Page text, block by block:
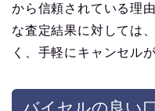
から信頼されている理
な査定結果に対しては
く、手軽にキャンセル